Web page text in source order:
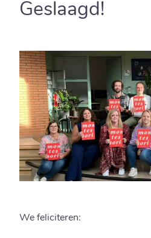
Geslaagd!
We feliciteren: